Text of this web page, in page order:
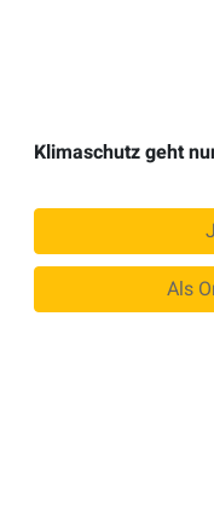
Klimaschutz geht
Als